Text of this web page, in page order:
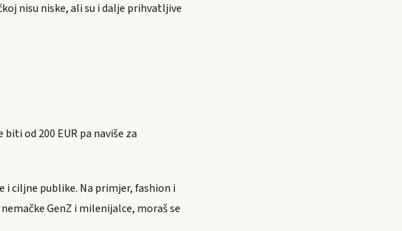
nisu niske, ali su i dalje prihvatljive
od 200 EUR pa naviše za
i ciljne publike. Na primjer, fashion i
GenZ i milenijalce, moraš se